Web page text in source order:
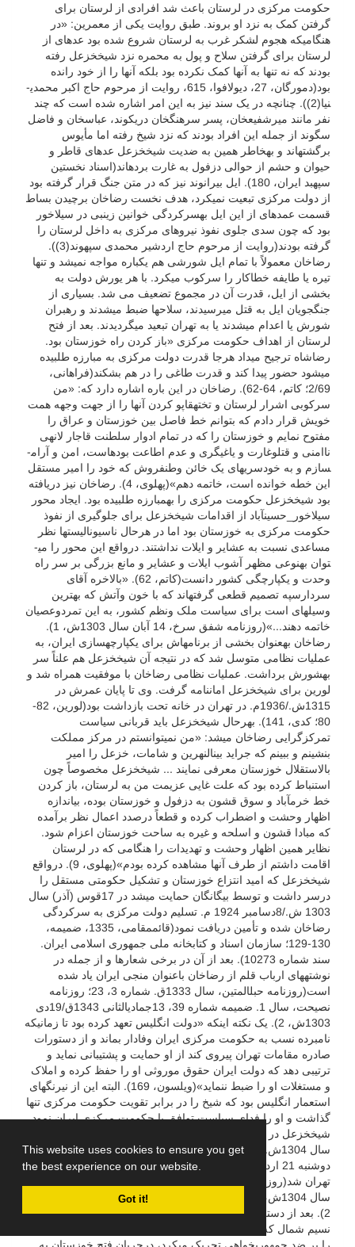
This website uses cookies to ensure you get
the best experience on our website.
Got it!
حکومت مرکزی در لرستان باعث شد افرادی از لرستان برای
گرفتن کمک به نزد او بروند. طبق روایت یکی از معمرین: «در
هنگامی­که هجوم لشکر غرب به لرستان شروع شده بود عده­ای از
لرستان برای گرفتن سلاح و پول به محمره نزد شیخ­خزعل رفته
بودند که نه تنها به آنها کمک نکرده بود بلکه آنها را از خود رانده
بود(دمورگان، 27، دیولافوا، 615، روایت از مرحوم حاج اکبر محمدی­
نیا(2)). چنانچه در یک سند نیز به این امر اشاره شده است که چند
نفر مانند میرشفیع­خان، پسر سرهنگ­خان دریکوند، عباس­خان و فاضل
سگوند از جمله این افراد بودند که نزد شیخ رفته اما مأیوس
برگشته­اند و به­خاطر همین به ضدیت شیخ­خزعل عده­ای قاطر و
حیوان و حشم از حوالی دزفول به غارت برده­اند(اسناد نخستین
سپهبد ایران، 180). ایل بیرانوند نیز که در متن جنگ قرار گرفته بود
از دولت مرکزی تبعیت نمی­کرد، هدف نخست رضاخان برچیدن بساط
قسمت عمده­ای از این ایل به­سرکردگی خوانین زینبی در سیلاخور
بود که چون سدی جلوی نفوذ نیروهای مرکزی به داخل لرستان را
گرفته بودند(روایت از مرحوم حاج اردشیر محمدی سپهوند(3)).
رضاخان معمولاً با تمام ایل شورشی هم یکباره مواجه نمی­شد و تنها
تیره یا طایفه خطاکار را سرکوب می­کرد. با هر یورش دولت به
بخشی از ایل، قدرت آن در مجموع تضعیف می شد. بسیاری از
جنگجویان ایل به قتل می­رسیدند، سلاح­ها ضبط می­شدند و رهبران
شورش یا اعدام می­شدند یا به تهران تبعید می­گردیدند. بعد از فتح
لرستان از اهداف حکومت مرکزی «باز کردن راه خوزستان بود.
رضاشاه ترجیح می­داد هرجا قدرت دولت مرکزی به مبارزه طلبیده
می­شود حضور پیدا کند و قدرت طاغی را در هم بشکند(فراهانی،
2/69؛ کاتم، 64-62). رضاخان در این باره اشاره دارد که: «من
سرکوبی اشرار لرستان و تخته­قاپو کردن آنها را از جهت وجهه همت
خویش قرار دادم که بتوانم خط فاصل بین خوزستان و عراق را
مفتوح نمایم و خوزستان را که در تمام ادوار سلطنت قاجار لانه­ی
ناامنی و قتل­و­غارت و یاغی­گری و عدم اطاعت بوده­است، امن و آرام­
سازم و به خودسری­های یک خائن وطن­فروش که خود را امیر مستقل
این خطه خوانده است، خاتمه دهم»(پهلوی، 4). رضاخان نیز دریافته
بود شیخ­خزعل حکومت مرکزی را به­مبارزه طلبیده بود. ایجاد محور
سیلاخور_حسین­آباد از اقدامات شیخ­خزعل برای جلوگیری از نفوذ
حکومت مرکزی به خوزستان بود اما در هرحال ناسیونالیست­ها نظر
مساعدی نسبت به عشایر و ایلات نداشتند. درواقع این محور را می­
توان به­نوعی مظهر آشوب ایلات و عشایر و مانع بزرگی بر سر راه
وحدت و یکپارچگی کشور دانست(کاتم، 62). «بالاخره آقای
سردارسپه تصمیم قطعی گرفته­اند که ­با خون وآتش که بهترین
وسیله­ای است برای سیاست ملک ونظم کشور، به این تمردوعصیان
خاتمه دهند...»(روزنامه شفق سرخ، 14 آبان سال 1303ش، 1).
رضاخان به­عنوان بخشی از برنامه­اش برای یکپارچه­سازی ایران، به
عملیات نظامی متوسل شد که در نتیجه آن شیخ­خزعل هم علناً سر
به­شورش برداشت. عملیات نظامی رضاخان با موفقیت همراه شد و
لورین برای شیخ­خزعل امان­نامه گرفت. وی تا پایان عمرش در
1315ش./1936م. در تهران در خانه تحت بازداشت بود(لورین، 82-
80؛ کدی، 141). بهرحال شیخ­خزعل باید قربانی سیاست
تمرکزگرایی رضاخان می­شد: «من نمی­توانستم در مرکز مملکت
بنشینم و ببینم که جراید بین­النهرین و شامات، خزعل را امیر
بالاستقلال خوزستان معرفی نمایند ... شیخ­خزعل مخصوصاً چون
استنباط کرده بود که علت غایی عزیمت من به لرستان، باز کردن
خط خرم­آباد و سوق قشون به دزفول و خوزستان بوده، بی­اندازه
اظهار وحشت و اضطراب کرده و قطعاً درصدد اعمال نظر برآمده
که مبادا قشون و اسلحه و غیره به ساحت خوزستان اعزام شود.
نظایر همین اظهار وحشت و تهدیدات را هنگامی که در لرستان
اقامت داشتم از طرف آنها مشاهده کرده بودم»(پهلوی، 9). درواقع
شیخ­خزعل که امید انتزاع خوزستان و تشکیل حکومتی مستقل را
درسر داشت و توسط بیگانگان حمایت می­شد در 17قوس (آذر) سال
1303 ش./8دسامبر 1924 م. تسلیم دولت مرکزی به سرکردگی
رضاخان شده و تأمین دریافت نمود(قائم­مقامی، 1335، ضمیمه،
130-129؛ سازمان اسناد و کتابخانه ملی جمهوری اسلامی ایران.
سند شماره 10273). بعد از آن در برخی شعارها و از جمله در
نوشته­های ارباب قلم از رضاخان باعنوان منجی ایران یاد شده
است(روزنامه حبل­المتین، سال 1333ق. شماره 3، 23؛ روزنامه
نصیحت، سال 1. ضمیمه شماره 39، 13جمادی­الثانی 1343ق/19دی
1303ش، 2). یک نکته اینکه «دولت انگلیس تعهد کرده بود تا زمانی­که
نامبرده نسب به حکومت مرکزی ایران وفادار بماند و از دستورات
صادره مقامات تهران پیروی کند از او حمایت و پشتیبانی نماید و
ترتیبی دهد که دولت ایران حقوق موروثی او را حفظ کرده و املاک
و مستغلات او را ضبط ننماید»(ویلسون، 169). البته این از نیرنگ­های
استعمار انگلیس بود که شیخ را در برابر تقویت حکومت مرکزی تنها
گذاشت و او را فدای سیاست توافق با حکومت مرکزی ایران نمود.
سال 1304ش./6 مه 1925م. ابتدا به خرم­آباد و سپس در مورخه­ی
دوشنبه 21 اردیبهشت 1304ش./11 مه 1925م. تحت­الحفظ وارد
2). بعد از دستگیری و انتقال شیخ­خزعل به پایتخت حتی روزنامه
نسیم شمال که در ماجرای جمهوری احساسات مذهبی علما و مردم
را بر ضد جمهوری­خواهی تحریک می­کرد، درجریان فتح خوزستان به